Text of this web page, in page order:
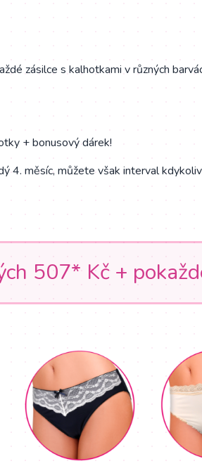
zásilce s kalhotkami v různých
+ bonusový dárek!
měsíc, můžete však interval
507* Kč +